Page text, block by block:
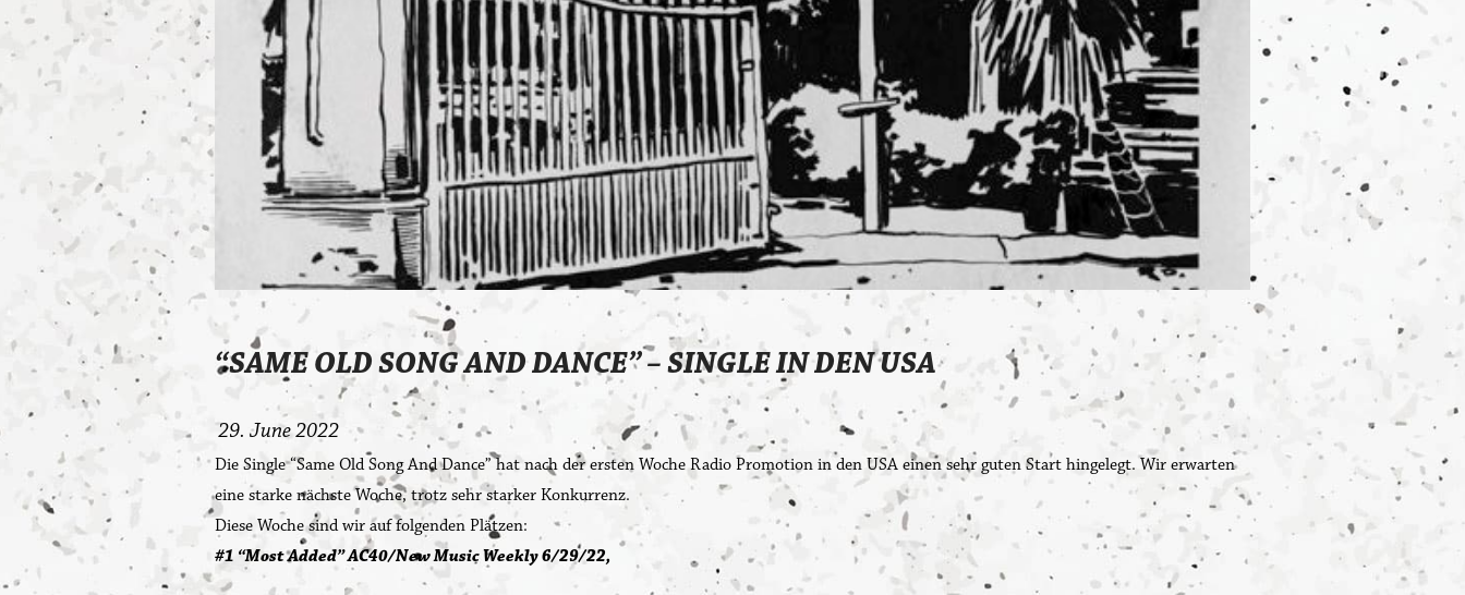
“SAME OLD SONG AND DANCE” – SINGLE IN DEN USA
29. June 2022 Matt Gonzo Roehr
News
Die Single “Same Old Song And Dance” hat nach der ersten Woche Radio Promotion in den USA einen sehr guten Start hingelegt. Wir erwarten
eine starke nächste Woche, trotz sehr starker Konkurrenz.
Diese Woche sind wir auf folgenden Plätzen:
#1 “Most Added” AC40/New Music Weekly 6/29/22,